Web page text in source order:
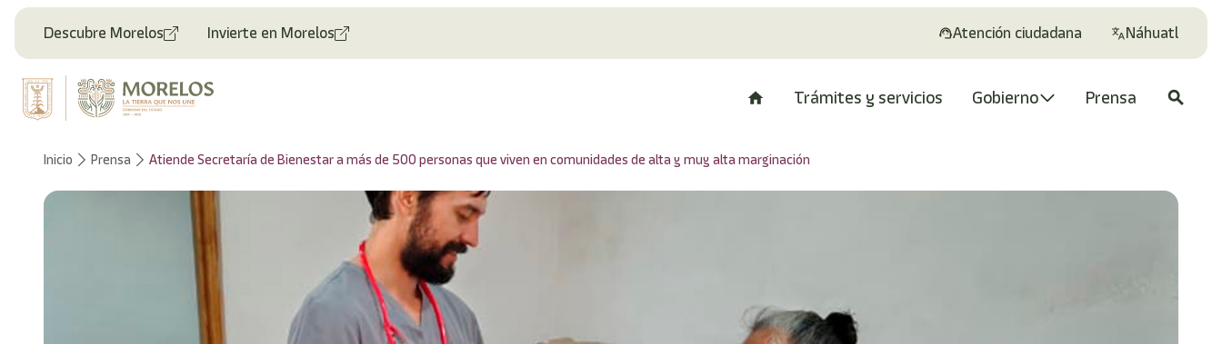
Descubre Morelos Invierte en Morelos Atención ciudadana Náhuatl
Trámites y servicios Gobierno Prensa search
Inicio Prensa Atiende Secretaría de Bienestar a más de 500 personas que viven en comunidades de alta y muy alta marginación